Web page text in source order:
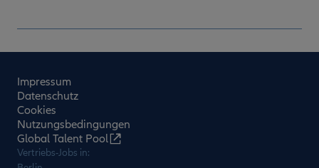
Impressum
Datenschutz
Cookies
Nutzungsbedingungen
Global Talent Pool
Vertriebs-Jobs in: